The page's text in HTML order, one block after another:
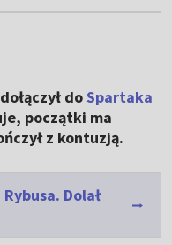
doSpartaka
początki ma
z kontuzją.
Dolał